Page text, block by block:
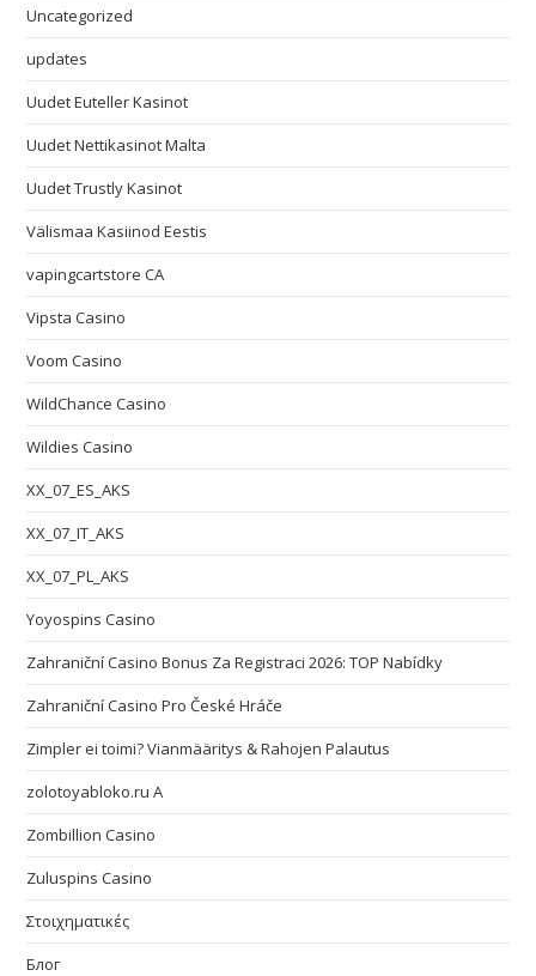
Uncategorized
updates
Uudet Euteller Kasinot
Uudet Nettikasinot Malta
Uudet Trustly Kasinot
Välismaa Kasiinod Eestis
vapingcartstore CA
Vipsta Casino
Voom Casino
WildChance Casino
Wildies Casino
XX_07_ES_AKS
XX_07_IT_AKS
XX_07_PL_AKS
Yoyospins Casino
Zahraniční Casino Bonus Za Registraci 2026: TOP Nabídky
Zahraniční Casino Pro České Hráče
Zimpler ei toimi? Vianmääritys & Rahojen Palautus
zolotoyabloko.ru A
Zombillion Casino
Zuluspins Casino
Στοιχηματικές
Блог